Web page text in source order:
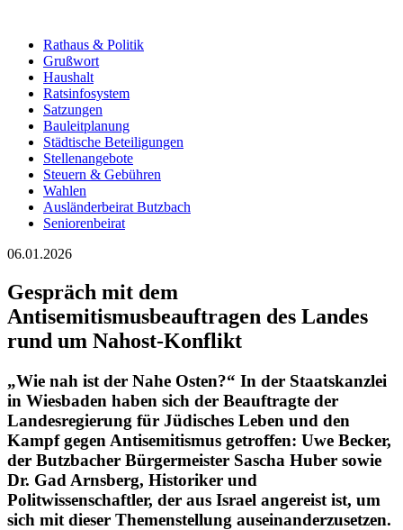
Rathaus & Politik
Grußwort
Haushalt
Ratsinfosystem
Satzungen
Bauleitplanung
Städtische Beteiligungen
Stellenangebote
Steuern & Gebühren
Wahlen
Ausländerbeirat Butzbach
Seniorenbeirat
06.01.2026
Gespräch mit dem
Antisemitismusbeauftragen des Landes
rund um Nahost-Konflikt
„Wie nah ist der Nahe Osten?“ In der Staatskanzlei
in Wiesbaden haben sich der Beauftragte der
Landesregierung für Jüdisches Leben und den
Kampf gegen Antisemitismus getroffen: Uwe Becker,
der Butzbacher Bürgermeister Sascha Huber sowie
Dr. Gad Arnsberg, Historiker und
Politwissenschaftler, der aus Israel angereist ist, um
sich mit dieser Themenstellung auseinanderzusetzen.